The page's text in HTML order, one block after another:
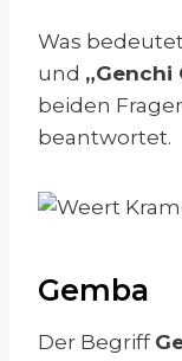
Was
und „Genchi
beiden
beantwortet.
Gemba
Der Begriff